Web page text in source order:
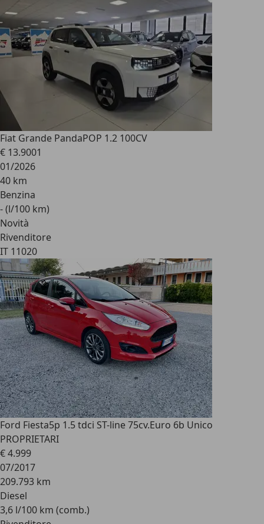
Fiat Grande PandaPOP 1.2 100CV
€ 13.9001
01/2026
40 km
Benzina
- (l/100 km)
Novità
Rivenditore
IT 11020
Ford Fiesta5p 1.5 tdci ST-line 75cv.Euro 6b Unico
PROPRIETARI
€ 4.999
07/2017
209.793 km
Diesel
3,6 l/100 km (comb.)